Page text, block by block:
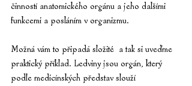
činností anatomického orgánu a jeho dalšími
funkcemi a posláním v organizmu.
Možná vám to připadá složité  a tak si uveďme
praktický příklad. Ledviny jsou orgán, který
podle medicínských představ slouží